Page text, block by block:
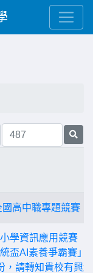
國高中職專題競賽
學資訊應用競賽「
盃AI素養爭霸賽」
，請轉知貴校有興